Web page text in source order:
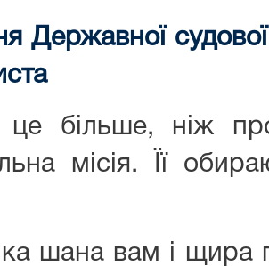
Державної
більше, ніж
місія. Її
шана вам і щира